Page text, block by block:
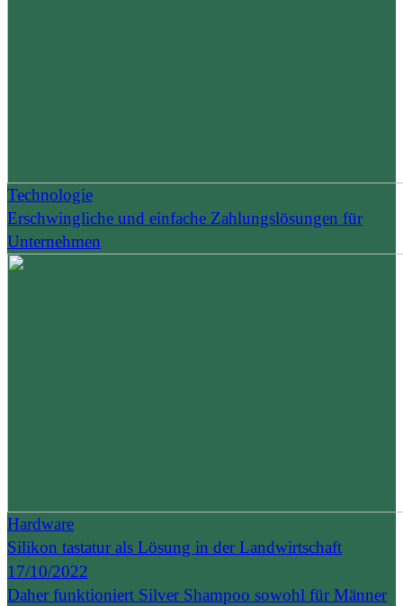
Technologie
Erschwingliche und einfache Zahlungslösungen für
Unternehmen
Hardware
Silikon tastatur als Lösung in der Landwirtschaft
17/10/2022
Daher funktioniert Silver Shampoo sowohl für Männer